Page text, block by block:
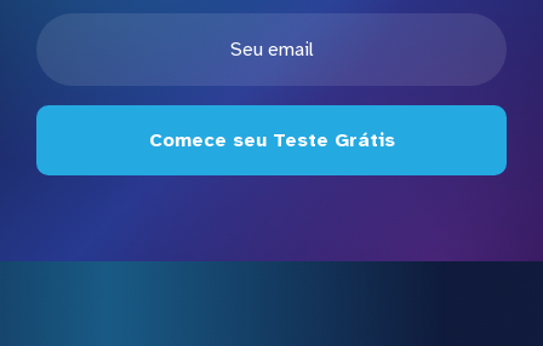
Comece seu Teste Grátis